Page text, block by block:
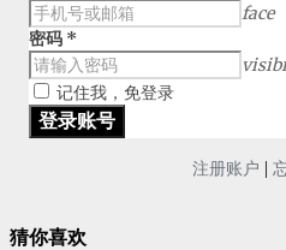
face
密码 *
记住我，免登录
注册账户 |
猜你喜欢